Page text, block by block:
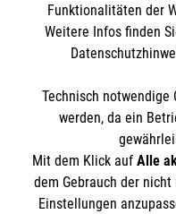
Wenn Sie
betriebliche
Fortbildungen im
verpflichtend.
Menschen sollten
werden, wenn
dafür, dass die
und die
eigenes
In welchem
Bei einem Herz-
immer 30
Atemspenden.
In welcher
bei der
werden?
Funktionalitäten der
Weitere Infos finden
Technisch
werden, da ein
Mit dem Klick auf Alle
dem Gebrauch der
Einstellungen